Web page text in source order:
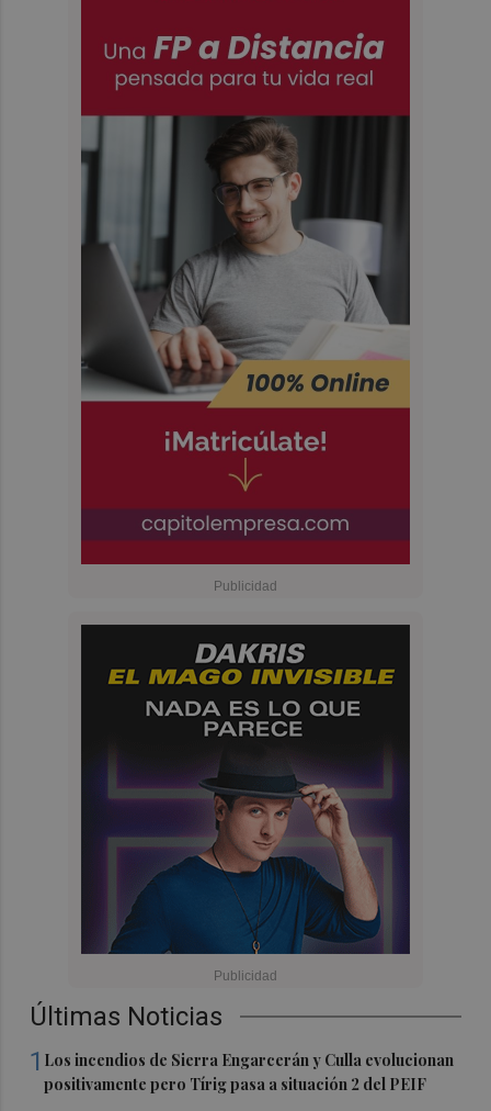
Últimas Noticias
1 Los incendios de Sierra Engarcerán y Culla evolucionan
positivamente pero Tírig pasa a situación 2 del PEIF